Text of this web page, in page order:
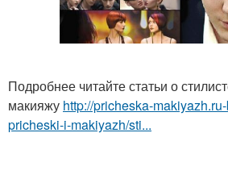
Подробнее читайте статьи о
макияжу http://pricheska-
pricheski-i-makiyazh/sti...